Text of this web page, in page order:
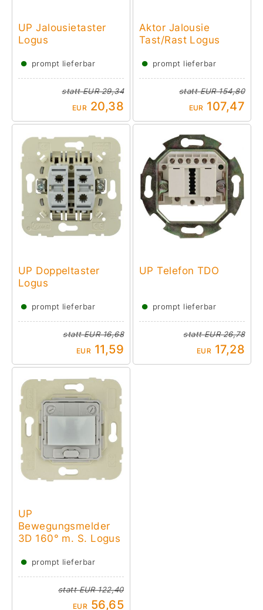
UP Jalousietaster
Logus
● prompt lieferbar
stattEUR 29,34
EUR 20,38
Aktor Jalousie
Tast/Rast Logus
● prompt lieferbar
stattEUR 154,80
EUR 107,47
UP Doppeltaster
Logus
● prompt lieferbar
stattEUR 16,68
EUR 11,59
UP Telefon TDO
● prompt lieferbar
stattEUR 26,78
EUR 17,28
UP
Bewegungsmelder
3D 160° m. S. Logus
● prompt lieferbar
stattEUR 122,40
EUR 56,65